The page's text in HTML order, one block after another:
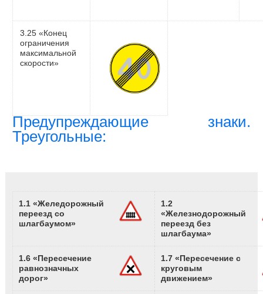
3.25 «Конец
ограничения
максимальной
скорости»
Предупреждающие знаки.
Треугольные:
1.1 «Желедорожный
переезд со
шлагбаумом»
1.2
«Железнодорожный
переезд без
шлагбаума»
1.6 «Пересечение
равнозначных
дорог»
1.7 «Пересечение с
круговым
движением»